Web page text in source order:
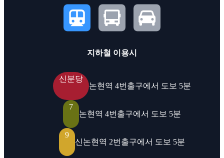
지하철 이용시
신분당
논현역 4번출구에서 도보 5분
7
논현역 4번출구에서 도보 5분
9
신논현역 2번출구에서 도보 5분